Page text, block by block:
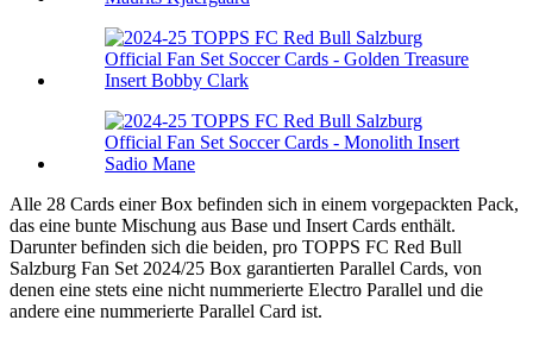
Alle 28 Cards einer Box befinden sich in einem vorgepackten Pack,
das eine bunte Mischung aus Base und Insert Cards enthält.
Darunter befinden sich die beiden, pro TOPPS FC Red Bull
Salzburg Fan Set 2024/25 Box garantierten Parallel Cards, von
denen eine stets eine nicht nummerierte Electro Parallel und die
andere eine nummerierte Parallel Card ist.